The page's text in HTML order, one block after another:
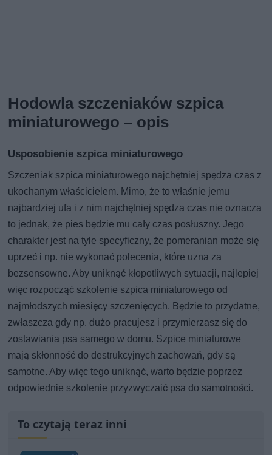
Hodowla szczeniaków szpica
miniaturowego – opis
Usposobienie szpica miniaturowego
Szczeniak szpica miniaturowego najchętniej spędza czas z
ukochanym właścicielem. Mimo, że to właśnie jemu
najbardziej ufa i z nim najchętniej spędza czas nie oznacza
to jednak, że pies będzie mu cały czas posłuszny. Jego
charakter jest na tyle specyficzny, że pomeranian może się
uprzeć i np. nie wykonać polecenia, które uzna za
bezsensowne. Aby uniknąć kłopotliwych sytuacji, najlepiej
więc rozpocząć szkolenie szpica miniaturowego od
najmłodszych miesięcy szczenięcych. Będzie to przydatne,
zwłaszcza gdy np. dużo pracujesz i przymierzasz się do
zostawiania psa samego w domu. Szpice miniaturowe
mają skłonność do destrukcyjnych zachowań, gdy są
samotne. Aby więc tego uniknąć, warto będzie poprzez
odpowiednie szkolenie przyzwyczaić psa do samotności.
To czytają teraz inni